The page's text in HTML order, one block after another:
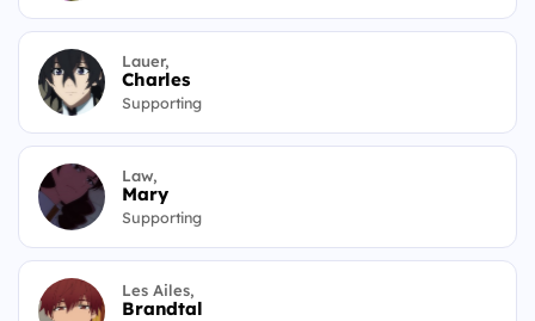
Lauer,
Charles
Supporting
Law,
Mary
Supporting
Les Ailes,
Brandtal